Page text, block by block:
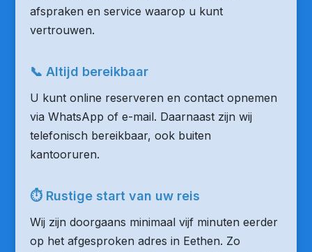
afspraken en service waarop u kunt
vertrouwen.
📞 Altijd bereikbaar
U kunt online reserveren en contact opnemen
via WhatsApp of e-mail. Daarnaast zijn wij
telefonisch bereikbaar, ook buiten
kantooruren.
⏱ Rustige start van uw reis
Wij zijn doorgaans minimaal vijf minuten eerder
op het afgesproken adres in Eethen. Zo